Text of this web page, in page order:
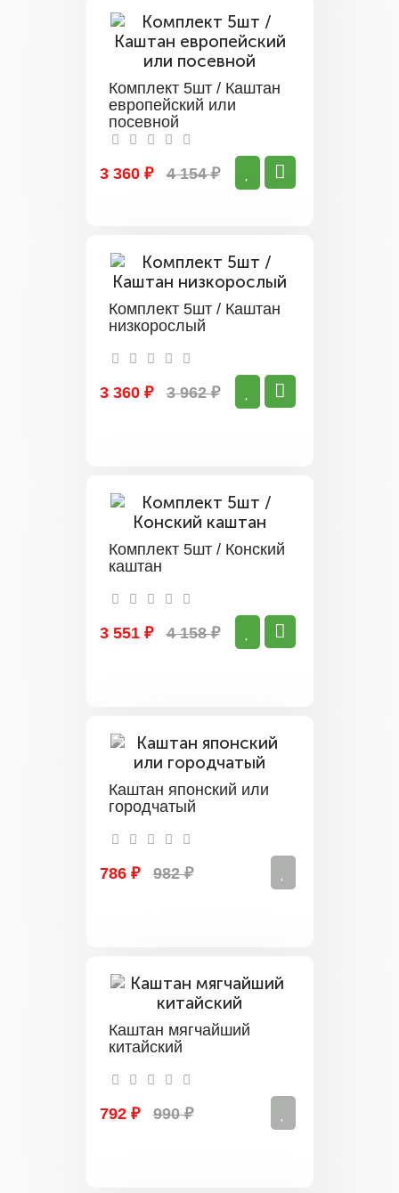
Комплект 5шт / Каштан
европейский или
посевной
3 360 ₽ 4 154 ₽
Комплект 5шт / Каштан
низкорослый
3 360 ₽ 3 962 ₽
Комплект 5шт / Конский
каштан
3 551 ₽ 4 158 ₽
Каштан японский или
городчатый
786 ₽ 982 ₽
Каштан мягчайший
китайский
792 ₽ 990 ₽